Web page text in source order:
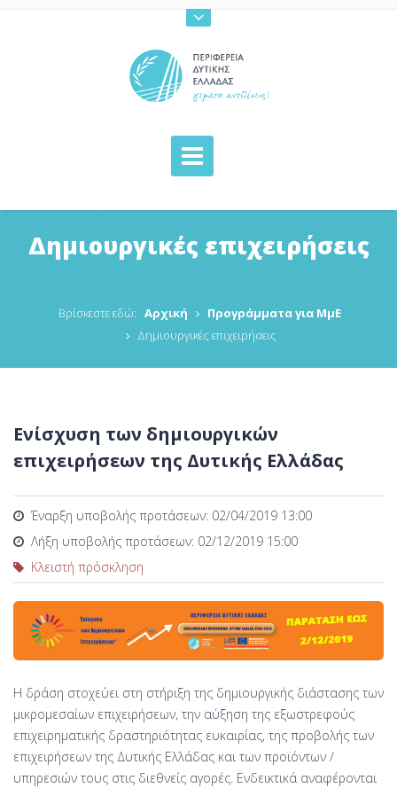
Δημιουργικές επιχειρήσεις
Βρίσκεστε εδώ: Αρχική
Προγράμματα για ΜμΕ
Δημιουργικές επιχειρήσεις
Ενίσχυση των δημιουργικών
επιχειρήσεων της Δυτικής Ελλάδας
Έναρξη υποβολής προτάσεων: 02/04/2019 13:00
Λήξη υποβολής προτάσεων: 02/12/2019 15:00
Κλειστή πρόσκληση
Η δράση στοχεύει στη στήριξη της δημιουργικής διάστασης των
μικρομεσαίων επιχειρήσεων, την αύξηση της εξωστρεφούς
επιχειρηματικής δραστηριότητας ευκαιρίας, της προβολής των
επιχειρήσεων της Δυτικής Ελλάδας και των προϊόντων /
υπηρεσιών τους στις διεθνείς αγορές. Ενδεικτικά αναφέρονται